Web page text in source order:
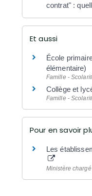
contrat" :
Et aussi
École
élémentaire)
Famille -
Collège et
Famille -
Pour en savoir
Les
Ministère